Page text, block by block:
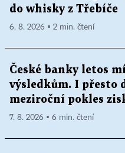
do whisky z Třebíče
6. 8. 2026 ▪ 2 min. čtení
České banky letos
výsledkům. I přesto
meziroční pokles
7. 8. 2026 ▪ 6 min. čtení